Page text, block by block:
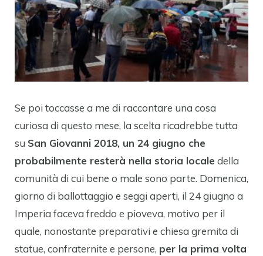
Se poi toccasse a me di raccontare una cosa
curiosa di questo mese, la scelta ricadrebbe tutta
su San Giovanni 2018, un 24 giugno che
probabilmente resterà nella storia locale della
comunità di cui bene o male sono parte. Domenica,
giorno di ballottaggio e seggi aperti, il 24 giugno a
Imperia faceva freddo e pioveva, motivo per il
quale, nonostante preparativi e chiesa gremita di
statue, confraternite e persone, per la prima volta